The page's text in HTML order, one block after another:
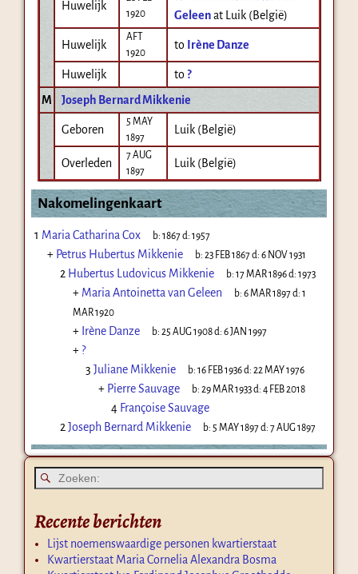
Huwelijk
1920
Geleen at Luik (België)
Huwelijk
AFT
1920
to Irène Danze
Huwelijk to ?
M
Joseph Bernard Mikkenie
Geboren
5 MAY
1897
Luik (België)
Overleden
7 AUG
1897
Luik (België)
Nakomelingenkaart
1 Maria Catharina Cox b:1867d:1957
+ Petrus Hubertus Mikkenie b:23 FEB 1867d:6 NOV 1931
2 Hubertus Ludovicus Mikkenie b:17 MAR 1896d:1973
+ Maria Antoinetta van Geleen b:6 MAR 1897d:1
MAR 1920
+ Irène Danze b:25 AUG 1908d:6 JAN 1997
+ ?
3 Juliane Mikkenie b:16 FEB 1936d:22 MAY 1976
+ Pierre Sauvage b:29 MAR 1933d:4 FEB 2018
4 Françoise Sauvage
2 Joseph Bernard Mikkenie b: 5 MAY 1897d:7 AUG 1897
Recente berichten
Lijst noemenswaardige personen kwartierstaat
Kwartierstaat Maria Cornelia Alexandra Bosma